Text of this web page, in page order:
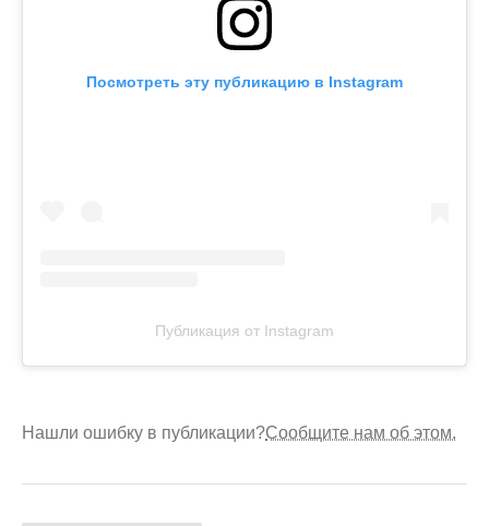
Посмотреть эту публикацию в Instagram
Публикация от Instagram
Нашли ошибку в публикации?Сообщите нам об этом.